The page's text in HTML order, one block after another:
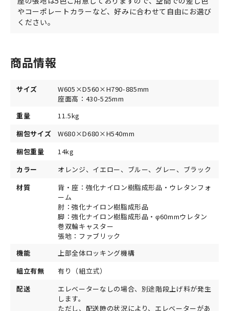
やコーポレートカラーなど、好みに合わせて自由にお選び
ください。
商品情報
サイズ
W605×D560×H790-885mm
座面高：430-525mm
重量
11.5kg
梱包サイズ
W680×D680×H540mm
梱包重量
14kg
カラー
オレンジ、イエロー、ブルー、グレー、ブラック
材質
背・座：強化ナイロン樹脂成形品・ウレタンフォ
ーム
肘：強化ナイロン樹脂成形品
脚：強化ナイロン樹脂成形品・φ60mmウレタン
巻双輪キャスター
張地：ファブリック
機能
上部全体ロッキング機構
組立有無
有り（組立式）
配送
エレベーターなしの場合、別途階段上げ料が発生
します。
ただし、配送時の状況により、エレベーターがあ